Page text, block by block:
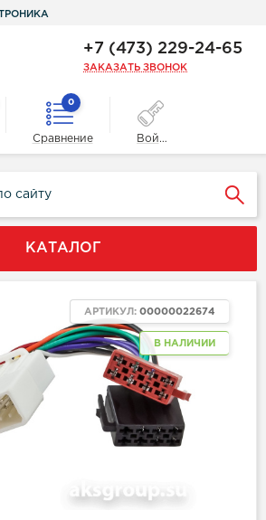
+7 (473) 229-24-65
ЗАКАЗАТЬ ЗВОНОК
0
Сравнение Войти
КАТАЛОГ
В НАЛИЧИИ
АРТИКУЛ: 00000022674